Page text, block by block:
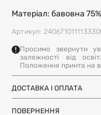
Матеріал: бавовна
Артикул:
Просимо звернути
залежності від
Положення принта на
ДОСТАВКА І ОПЛАТА
Україні)
ПОВЕРНЕННЯ